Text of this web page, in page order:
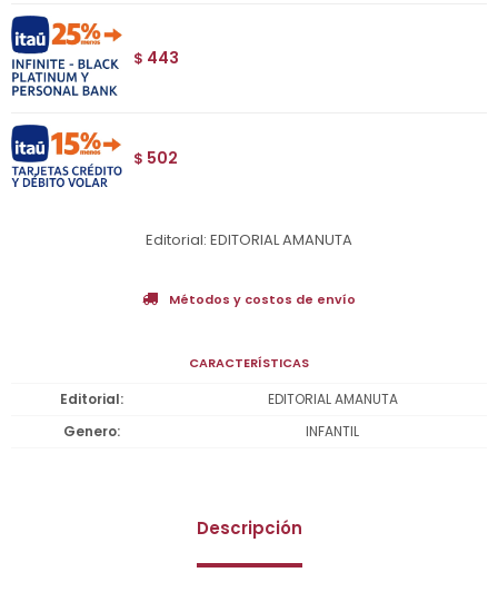
$ 443
$ 502
Editorial: EDITORIAL AMANUTA
Métodos y costos de envío
CARACTERÍSTICAS
Editorial
EDITORIAL AMANUTA
Genero
INFANTIL
Descripción